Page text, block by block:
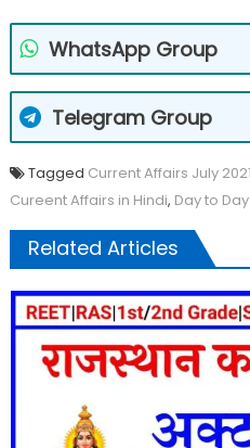
WhatsApp Group
Telegram Group
Tagged Current Affairs July 2021
Cureent Affairs in Hindi, Day to
Related Articles